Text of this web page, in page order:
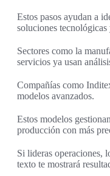
Estos pasos ayudan a
soluciones tecnológicas
Sectores como la
servicios ya usan
Compañías como
modelos avanzados.
Estos modelos
producción con más
Si lideras operaciones,
texto te mostrará